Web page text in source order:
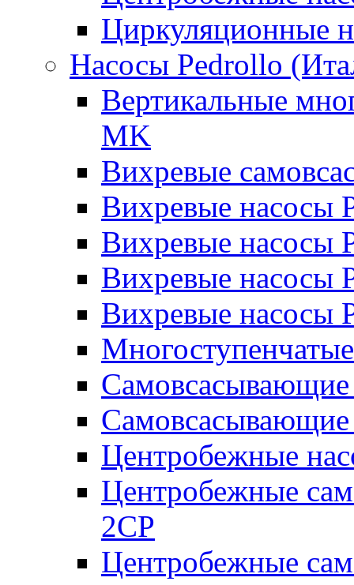
Циркуляционные
Насосы Pedrollo
Вертикальные
MK
Вихревые
Вихревые насосы
Вихревые насосы
Вихревые насосы
Вихревые насосы
Самовсасывающие
Центробежные
Центробежные
2CP
Центробежные